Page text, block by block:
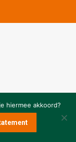
hiermee akkoord?